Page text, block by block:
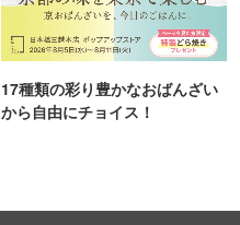
17種類の彩り豊かなおばんざい
から自由にチョイス！